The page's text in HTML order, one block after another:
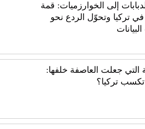
إلى الخوارزميات: قمة
في تركيا وتحوّل الردع نحو
التي جعلت العاصفة خلفها:
تركيا؟